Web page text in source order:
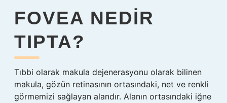
FOVEA NEDIR
TIPTA?
Tıbbi olarak makula dejenerasyonu olarak bilinen
makula, gözün retinasının ortasındaki, net ve renkli
görmemizi sağlayan alandır. Alanın ortasındaki iğne